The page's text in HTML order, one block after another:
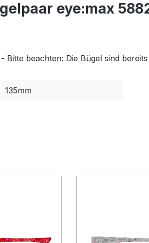
eye:max
Bitte beachten: Die Bügel sind
135mm